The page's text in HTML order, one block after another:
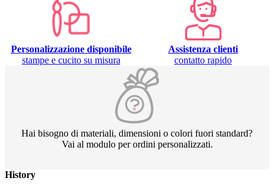
Personalizzazione disponibile
stampe e cucito su misura
Assistenza clienti
contatto rapido
Hai bisogno di materiali, dimensioni o colori fuori standard?
Vai al modulo per ordini personalizzati.
History